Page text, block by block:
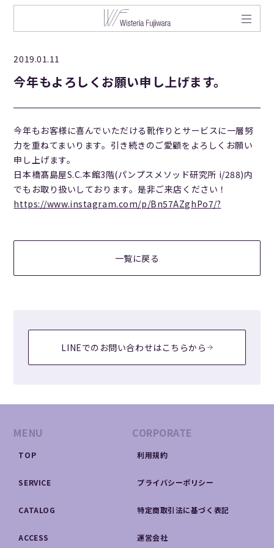
2019.01.11
今年もよろしくお願い申し上げます。
今年もお客様に喜んでいただける靴作りとサービスに一層努
力を重ねてまいります。引き続きのご愛顧をよろしくお願い
申し上げます。
日本橋髙島屋S.C.本館3階(パンプスメソッド研究所 i/288)内
でもお取り扱いしております。是非ご来店ください！
https://www.instagram.com/p/Bn57AZghPo7/?
一覧に戻る
LINEでのお問い合わせはこちらから
MENU
TOP
SERVICE
CATALOG
ACCESS
CORPORATE
利用規約
プライバシーポリシー
特定商取引法に基づく表記
運営会社